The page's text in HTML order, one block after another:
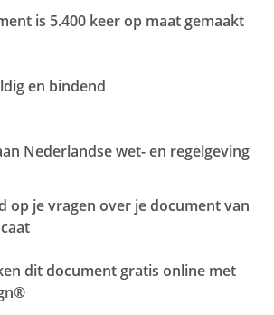
is 5.400 keer op maat gemaakt
en bindend
Nederlandse wet- en regelgeving
op je vragen over je document van
dit document gratis online met
algemene
binnen
betaald zijn, tenzij
schriftelijk andere
een andere betaaltermijn
geschieden zonder enig
opschorting of verrekening
van het